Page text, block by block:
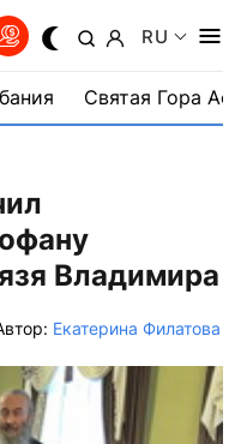
RU
Святая Гора
Владимира
Екатерина Филатова